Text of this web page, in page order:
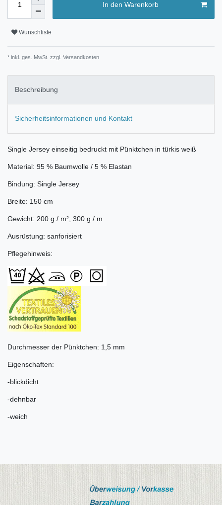
In den Warenkorb
Wunschliste
* inkl. ges. MwSt. zzgl. Versandkosten
Beschreibung
Sicherheitsinformationen und Kontakt
Single Jersey einseitig bedruckt mit Pünktchen in türkis weiß
Material: 95 % Baumwolle / 5 % Elastan
Bindung: Single Jersey
Breite: 150 cm
Gewicht: 200 g / m²; 300 g / m
Ausrüstung: sanforisiert
Pflegehinweis:
Durchmesser der Pünktchen: 1,5 mm
Eigenschaften:
-blickdicht
-dehnbar
-weich